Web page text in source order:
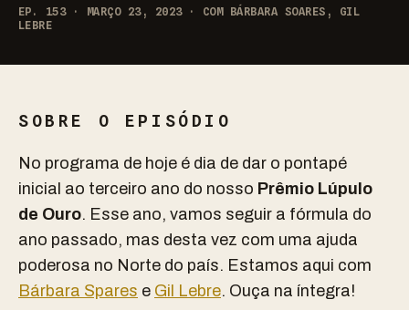
EP. 153 · MARÇO 23, 2023 · COM BÁRBARA SOARES, GIL
LEBRE
SOBRE O EPISÓDIO
No programa de hoje é dia de dar o pontapé
inicial ao terceiro ano do nosso Prêmio Lúpulo
de Ouro. Esse ano, vamos seguir a fórmula do
ano passado, mas desta vez com uma ajuda
poderosa no Norte do país. Estamos aqui com
Bárbara Spares e Gil Lebre. Ouça na íntegra!